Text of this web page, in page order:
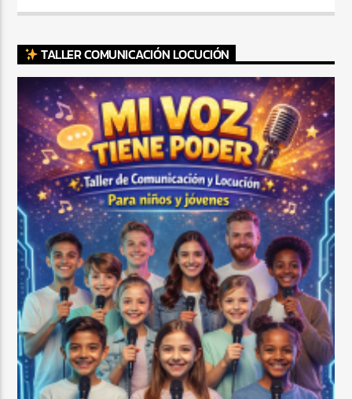
TALLER COMUNICACIÓN LOCUCIÓN